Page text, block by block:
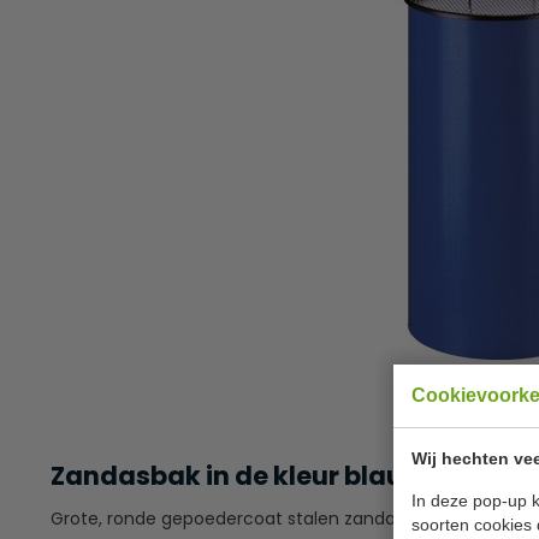
Wij hechten
In deze pop-up
soorten cookies
Zandasbak in de kleur blauw
Grote, ronde gepoedercoat stalen zandasbak met stalen